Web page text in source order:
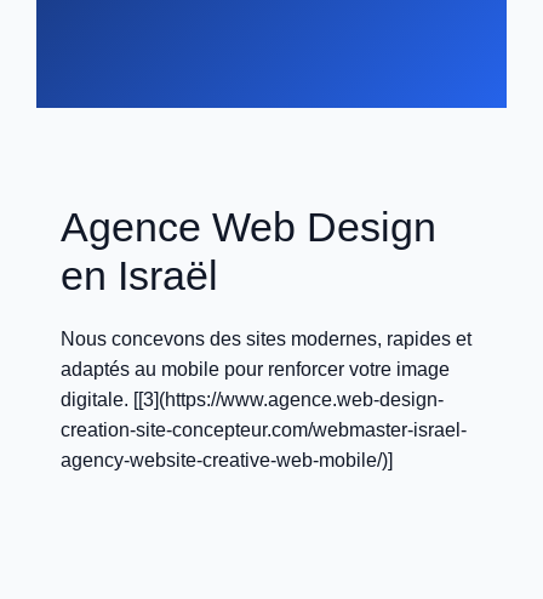
Agence Web Design
en Israël
Nous concevons des sites modernes, rapides et
adaptés au mobile pour renforcer votre image
digitale. [[3](https://www.agence.web-design-
creation-site-concepteur.com/webmaster-israel-
agency-website-creative-web-mobile/)]